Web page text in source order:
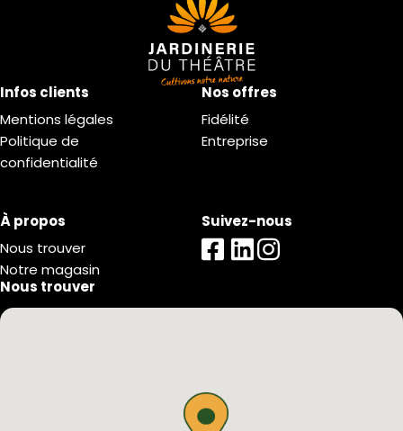
Infos clients
Mentions légales
Politique de
confidentialité
Nos offres
Fidélité
Entreprise
À propos
Nous trouver
Notre magasin
Suivez-nous
Nous trouver